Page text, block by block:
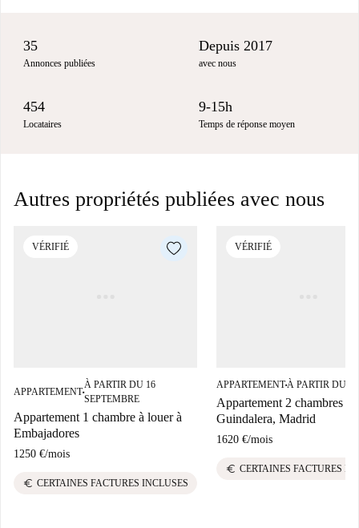
35
Annonces publiées
Depuis 2017
avec nous
454
Locataires
9-15h
Temps de réponse moyen
Autres propriétés publiées avec nous
VÉRIFIÉ
APPARTEMENT■
À PARTIR DU 16
SEPTEMBRE
Appartement 1 chambre à louer à
Embajadores
1250 €/mois
euro CERTAINES FACTURES INCLUSES
VÉRIFIÉ
APPARTEMENT■À PARTIR DU
Appartement 2 chambres à
Guindalera, Madrid
1620 €/mois
euro CERTAINES FACTURES